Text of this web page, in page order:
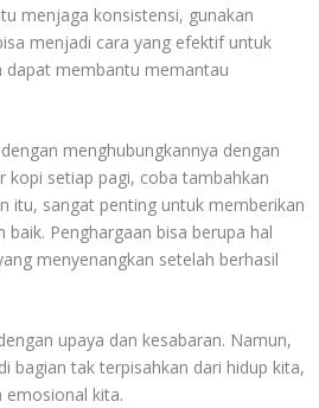
menjaga konsistensi, gunakan
menjadi cara yang efektif untuk
dapat membantu memantau
menghubungkannya dengan
kopi setiap pagi, coba tambahkan
itu, sangat penting untuk memberikan
Penghargaan bisa berupa hal
menyenangkan setelah berhasil
upaya dan kesabaran. Namun,
bagian tak terpisahkan dari hidup kita,
emosional kita.